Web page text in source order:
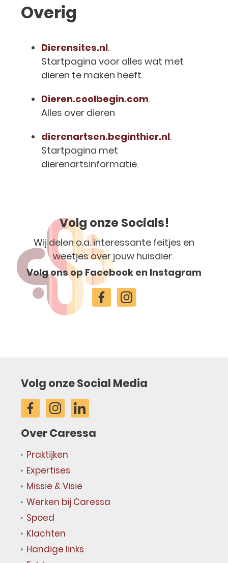
Overig
Dierensites.nl.
Startpagina voor alles wat met
dieren te maken heeft.
Dieren.coolbegin.com.
Alles over dieren
dierenartsen.beginthier.nl.
Startpagina met
dierenartsinformatie.
Volg onze Socials!
Wij delen o.a. interessante feitjes en
weetjes over jouw huisdier.
Volg ons op Facebook en Instagram
Volg onze Social Media
Over Caressa
Praktijken
Expertises
Missie & Visie
Werken bij Caressa
Spoed
Klachten
Handige links